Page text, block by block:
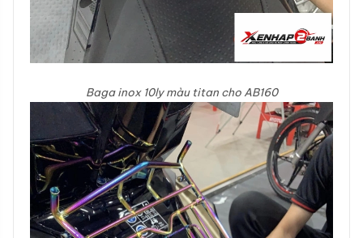
Baga inox 10ly màu titan cho AB160